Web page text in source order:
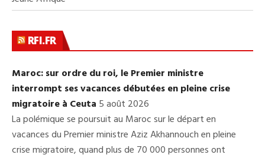
RFI.FR
Maroc: sur ordre du roi, le Premier ministre
interrompt ses vacances débutées en pleine crise
migratoire à Ceuta 5 août 2026
La polémique se poursuit au Maroc sur le départ en
vacances du Premier ministre Aziz Akhannouch en pleine
crise migratoire, quand plus de 70 000 personnes ont